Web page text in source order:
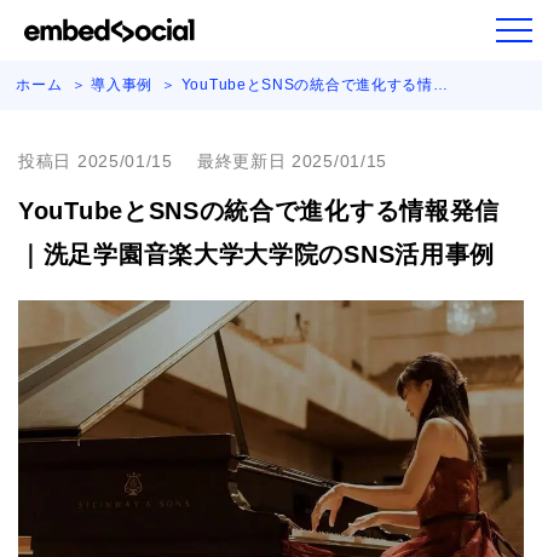
ホーム 導入事例 YouTubeとSNSの統合で進化する情…
投稿日 2025/01/15 最終更新日 2025/01/15
YouTubeとSNSの統合で進化する情報発信
｜洗足学園音楽大学大学院のSNS活用事例